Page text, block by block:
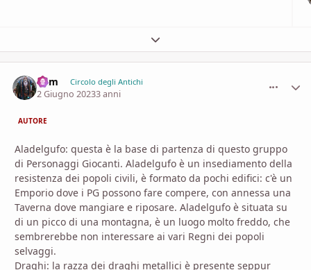
Espandi panoramica del topic
Ram Circolo degli Antichi
2 Giugno 20233 anni
AUTORE
Aladelgufo: questa è la base di partenza di questo gruppo
di Personaggi Giocanti. Aladelgufo è un insediamento della
resistenza dei popoli civili, è formato da pochi edifici: c'è un
Emporio dove i PG possono fare compere, con annessa una
Taverna dove mangiare e riposare. Aladelgufo è situata su
di un picco di una montagna, è un luogo molto freddo, che
sembrerebbe non interessare ai vari Regni dei popoli
selvaggi.
Draghi: la razza dei draghi metallici è presente seppur